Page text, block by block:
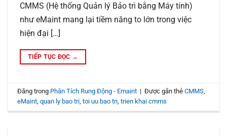
CMMS (Hệ thống Quản lý Bảo trì bằng Máy tính)
như eMaint mang lại tiềm năng to lớn trong việc
hiện đại […]
TIẾP TỤC ĐỌC →
Đăng trong Phân Tích Rung Động - Emaint | Được gắn thẻCMMS
eMaint ,quan ly bao tri ,toi uu bao tri ,trien khai cmms